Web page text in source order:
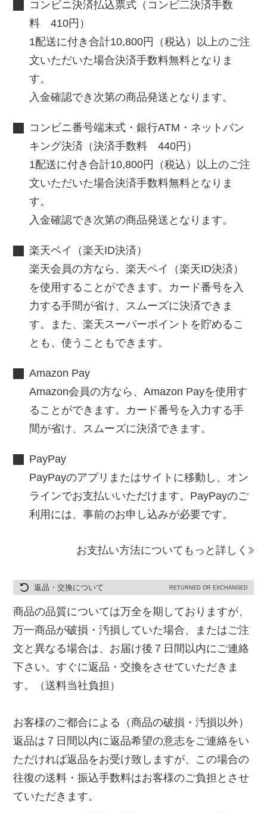
コンビニ決済払込票式（コンビ二決済手数
料 410円）
1配送に付き合計10,800円（税込）以上のご注
文いただいた場合決済手数料無料となりま
す。
入金確認でき次第の商品発送となります。
コンビニ番号端末式・銀行ATM・ネットバン
キング決済（決済手数料 440円）
1配送に付き合計10,800円（税込）以上のご注
文いただいた場合決済手数料無料となりま
す。
入金確認でき次第の商品発送となります。
楽天ペイ（楽天ID決済）
楽天会員の方なら、楽天ペイ（楽天ID決済）
を使用することができます。カード番号を入
力する手間が省け、スムーズに決済できま
す。また、楽天スーパーポイントを貯めるこ
とも、使うこともできます。
Amazon Pay
Amazon会員の方なら、Amazon Payを使用す
ることができます。カード番号を入力する手
間が省け、スムーズに決済できます。
PayPay
PayPayのアプリまたはサイトに移動し、オン
ラインでお支払いいただけます。PayPayのご
利用には、事前のお申し込みが必要です。
お支払い方法についてもっと詳しく
返品・交換について RETURNED OR EXCHANGED
商品の品質については万全を期しておりますが、
万一商品が破損・汚損していた場合、またはご注
文と異なる場合は、お届け後７日間以内にご連絡
下さい。すぐに返品・交換をさせていただきま
す。（送料当社負担）
お客様のご都合による（商品の破損・汚損以外）
返品は７日間以内に返品希望の意志をご連絡をい
ただければ返品をお受け致しますが、この場合の
往復の送料・振込手数料はお客様のご負担とさせ
ていただきます。